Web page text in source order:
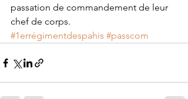
passation de commandement de leur
chef de corps.
#1errégimentdespahis #passcom